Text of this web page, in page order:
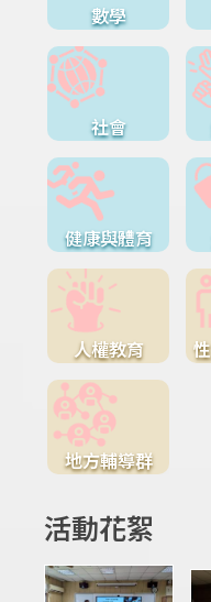
數學
社會
健康與體育
人權教育
地方輔導群
活動花絮